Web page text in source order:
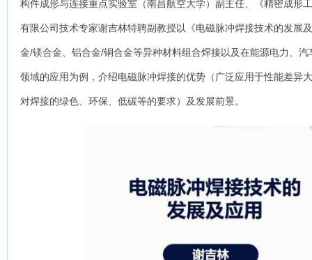
构件成形与连接重点实验室（南昌航空大学）副主任、《精密成形
有限公司技术专家谢吉林特聘副教授以《电磁脉冲焊接技术的发展
金/镁合金、铝合金/铜合金等异种材料组合焊接以及在能源电力、
领域的应用为例，介绍电磁脉冲焊接的优势（广泛应用于性能差异
对焊接的绿色、环保、低碳等的要求）及发展前景。